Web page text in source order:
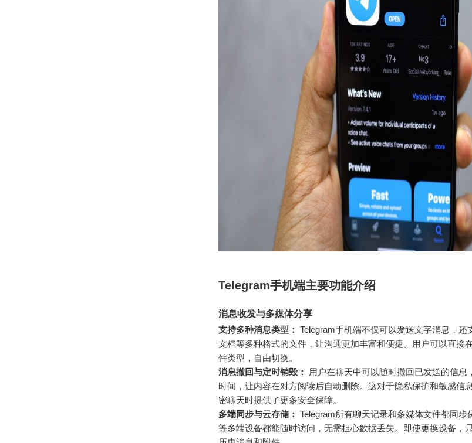
Telegram手机端主要功能介绍
消息收发与多媒体分享
支持多种消息类型： Telegram手机端不仅可以发送文字消息，还
文档等多种格式的文件，让沟通更加丰富和便捷。用户可以直接
件类型，自由切换。
消息撤回与定时销毁：
用户在聊天中可以随时撤回已发送的信息
时间，让内容在对方阅读后自动删除。这对于隐私保护和敏感信
密聊天时提供了更多安全保障。
多端同步与云存储： Telegram所有聊天记录和多媒体文件都同步
等多端设备都能随时访问，无需担心数据丢失。即使更换设备，